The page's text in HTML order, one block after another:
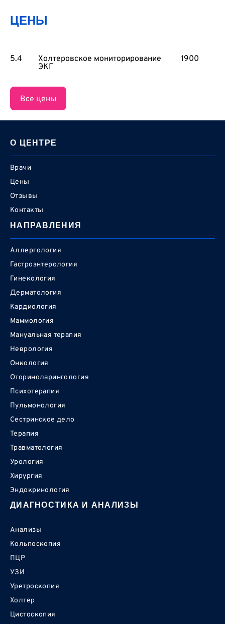
ЦЕНЫ
5.4
Холтеровское мониторирование
ЭКГ
1900
Все цены
О ЦЕНТРЕ
Врачи
Цены
Отзывы
Контакты
НАПРАВЛЕНИЯ
Аллергология
Гастроэнтерология
Гинекология
Дерматология
Кардиология
Маммология
Мануальная терапия
Неврология
Онкология
Оториноларингология
Психотерапия
Пульмонология
Сестринское дело
Терапия
Травматология
Урология
Хирургия
Эндокринология
ДИАГНОСТИКА И АНАЛИЗЫ
Анализы
Кольпоскопия
ПЦР
УЗИ
Уретроскопия
Холтер
Цистоскопия